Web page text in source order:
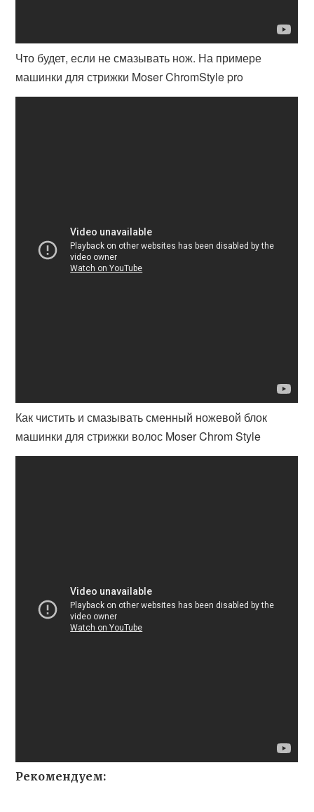
Что будет, если не смазывать нож. На примере
машинки для стрижки Moser ChromStyle pro
Как чистить и смазывать сменный ножевой блок
машинки для стрижки волос Moser Chrom Style
Рекомендуем: